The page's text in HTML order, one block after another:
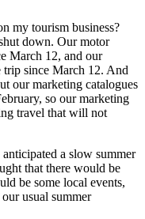
my tourism business?
down. Our motor
March 12, and our
trip since March 12. And
our marketing catalogues
so our marketing
travel that will not
a slow summer
that there would be
be some local events,
usual summer